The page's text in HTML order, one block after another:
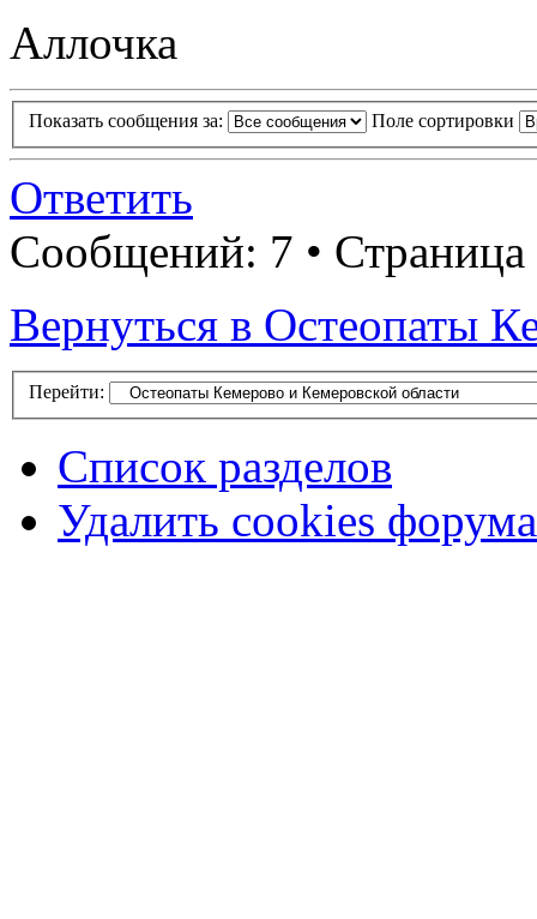
Аллочка
Показать сообщения за: Поле сортировки
Ответить
Сообщений: 7 • Страница
Вернуться в Остеопаты
Перейти:
Список разделов
Удалить cookies форума